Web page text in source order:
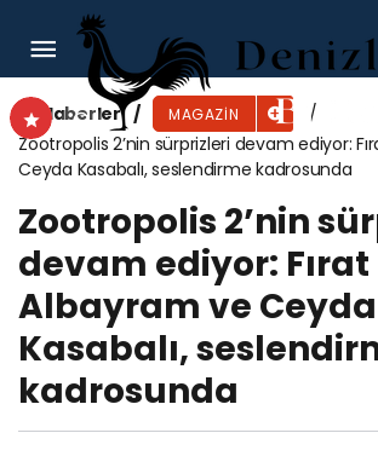
Haberler MAGAZIN
Zootropolis 2’nin sürprizleri devam ediyor:
Ceyda Kasabalı, seslendirme kadrosunda
Zootropolis 2’nin
devam ediyor: Fırat
Albayram ve Ceyda
Kasabalı,
kadrosunda
Kün Restoran’da yıldızlar buluşması